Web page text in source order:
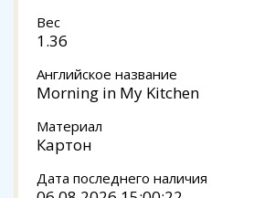
Вес
1.36
Английское название
Morning in My Kitchen
Материал
Картон
Дата последнего наличия